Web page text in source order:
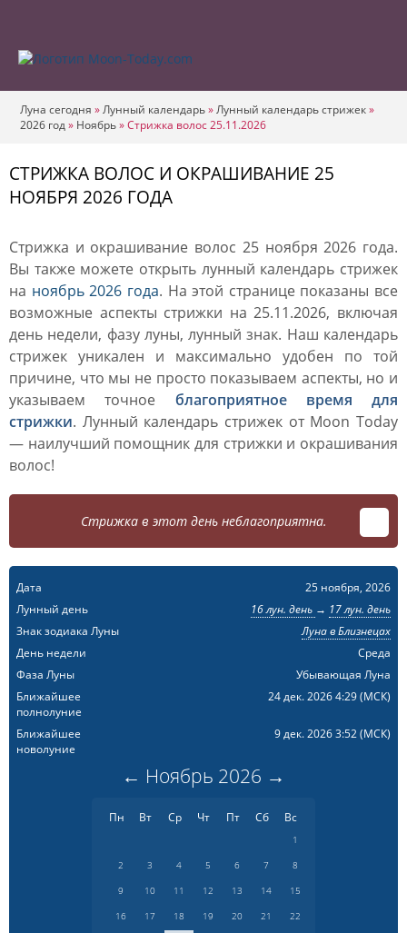
Луна сегодня »Лунный календарь»Лунный календарь стрижек»
2026 год» Ноябрь»Стрижка волос 25.11.2026
СТРИЖКА ВОЛОС И ОКРАШИВАНИЕ 25
НОЯБРЯ 2026 ГОДА
Стрижка и окрашивание волос 25 ноября 2026 года.
Вы также можете открыть лунный календарь стрижек
на ноябрь 2026 года. На этой странице показаны все
возможные аспекты стрижки на 25.11.2026, включая
день недели, фазу луны, лунный знак. Наш календарь
стрижек уникален и максимально удобен по той
причине, что мы не просто показываем аспекты, но и
указываем точное благоприятное время для
стрижки. Лунный календарь стрижек от Moon Today
— наилучший помощник для стрижки и окрашивания
волос!
Стрижка в этот день неблагоприятна.
Дата
25 ноября, 2026
Лунный день
16 лун. день → 17 лун. день
Знак зодиака Луны
Луна в Близнецах
День недели
Среда
Фаза Луны
Убывающая Луна
Ближайшее
полнолуние
24 дек. 2026 4:29(МСК)
Ближайшее
новолуние
9 дек. 2026 3:52(МСК)
← Ноябрь 2026 →
Пн Вт Ср Чт Пт Сб Вс
1
2
3 4 5 6 7
8
9
10 11 12 13 14
15
16
17 18 19 20 21
22